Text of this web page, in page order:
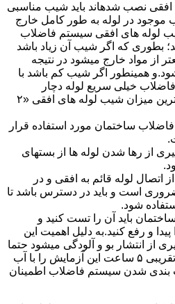
نصب شدهاند باید شیب مناسبی
موجود در لوله به طور کامل خارج
لوله های افقی سیستم فاضلاب
بطوری که اگر شیب آن زیاد باشد
از مواد خارج میشود در نتیجه
همینطور اگر شیب کم باشد با
خیلی سریع لوله دچار
گرفتگی میشود.نکته:بهترین میزان شیب لوله های افقی «۲
ساختمان مورد استفاده قرار
از رها شدن لوله ها از بستهای
اتصال لوله قائم به افقی و در
ضروری است و باید در دسترس باشد تا
شود.
باید آن را تست کنید و
و رفع کنید.به دلیل اهمیت این
از انتشار بو و آلودگی میشود حتما
در چند نوبت و به مدت تقریبی ۵ ساعت این آزمایش را با آب
آب بندی شدن سیستم فاضلاب اطمینان